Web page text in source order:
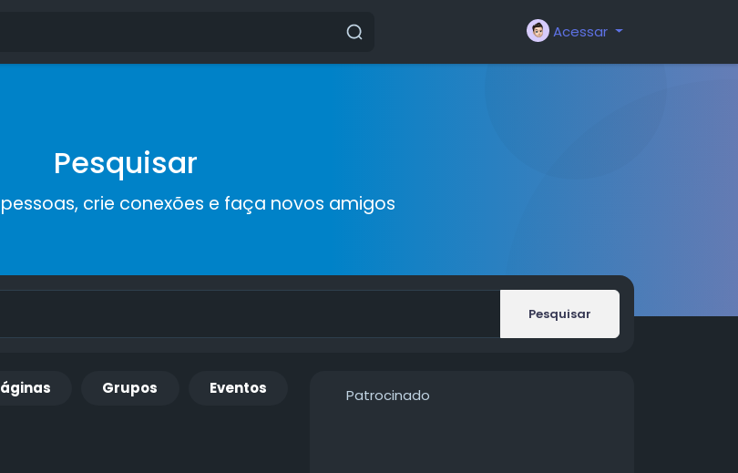
Acessar
Pesquisar
crie conexões e faça novos amigos
Pesquisar
Grupos Eventos Patrocinado